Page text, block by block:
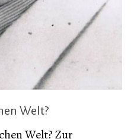
Welt?
Welt? Zur